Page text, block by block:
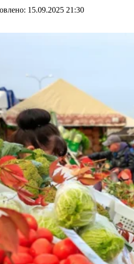
15.09.2025 21:30